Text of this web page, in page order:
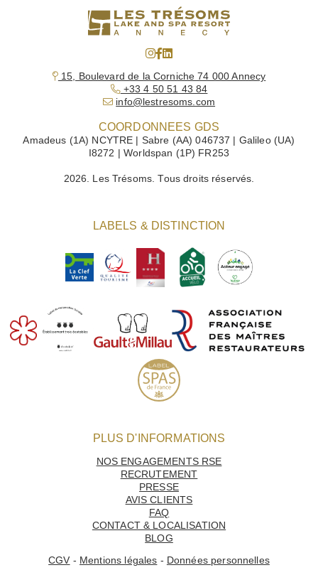
15, Boulevard de la Corniche 74 000 Annecy
+33 4 50 51 43 84
info@lestresoms.com
COORDONNEES GDS
Amadeus (1A) NCYTRE | Sabre (AA) 046737 | Galileo (UA)
I8272 | Worldspan (1P) FR253
2026. Les Trésoms. Tous droits réservés.
LABELS & DISTINCTION
PLUS D'INFORMATIONS
NOS ENGAGEMENTS RSE
RECRUTEMENT
PRESSE
AVIS CLIENTS
FAQ
CONTACT & LOCALISATION
BLOG
CGV - Mentions légales - Données personnelles